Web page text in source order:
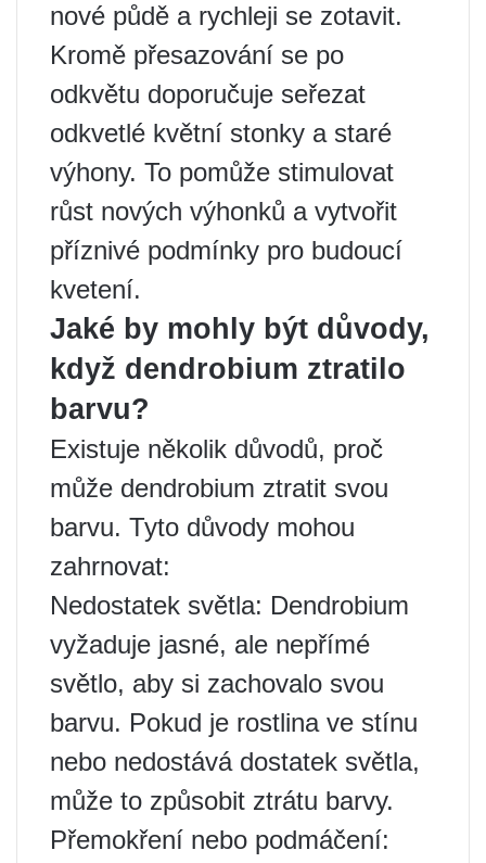
nové půdě a rychleji se zotavit.
Kromě přesazování se po
odkvětu doporučuje seřezat
odkvetlé květní stonky a staré
výhony. To pomůže stimulovat
růst nových výhonků a vytvořit
příznivé podmínky pro budoucí
kvetení.
Jaké by mohly být důvody,
když dendrobium ztratilo
barvu?
Existuje několik důvodů, proč
může dendrobium ztratit svou
barvu. Tyto důvody mohou
zahrnovat:
Nedostatek světla: Dendrobium
vyžaduje jasné, ale nepřímé
světlo, aby si zachovalo svou
barvu. Pokud je rostlina ve stínu
nebo nedostává dostatek světla,
může to způsobit ztrátu barvy.
Přemokření nebo podmáčení: